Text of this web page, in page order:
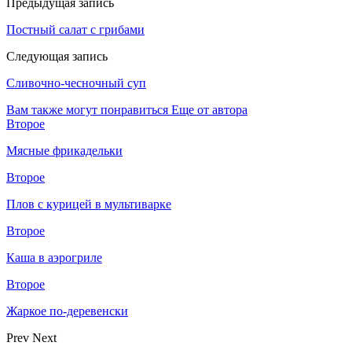
Предыдущая запись
Постный салат с грибами
Следующая запись
Сливочно-чесночный суп
Вам также могут понравиться Еще от автора
Второе
Мясные фрикадельки
Второе
Плов с курицей в мультиварке
Второе
Каша в аэрогриле
Второе
Жаркое по-деревенски
Prev Next